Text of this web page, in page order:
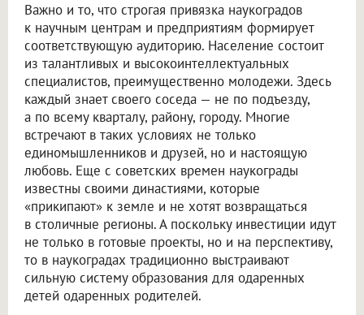
Важно и то, что строгая привязка наукоградов
к научным центрам и предприятиям формирует
соответствующую аудиторию. Население состоит
из талантливых и высокоинтеллектуальных
специалистов, преимущественно молодежи. Здесь
каждый знает своего соседа — не по подъезду,
а по всему кварталу, району, городу. Многие
встречают в таких условиях не только
единомышленников и друзей, но и настоящую
любовь. Еще с советских времен наукограды
известны своими династиями, которые
«прикипают» к земле и не хотят возвращаться
в столичные регионы. А поскольку инвестиции идут
не только в готовые проекты, но и на перспективу,
то в наукоградах традиционно выстраивают
сильную систему образования для одаренных
детей одаренных родителей.